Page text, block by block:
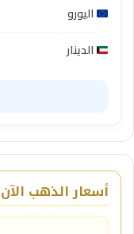
اليورو
الدينار
أسعار الذهب الآن